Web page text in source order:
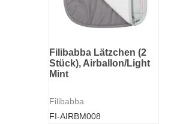
Filibabba Lätzchen (2
Stück), Airballon/Light
Mint
Filibabba
FI-AIRBM008